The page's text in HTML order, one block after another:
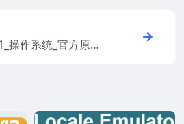
操作系统_官方原版